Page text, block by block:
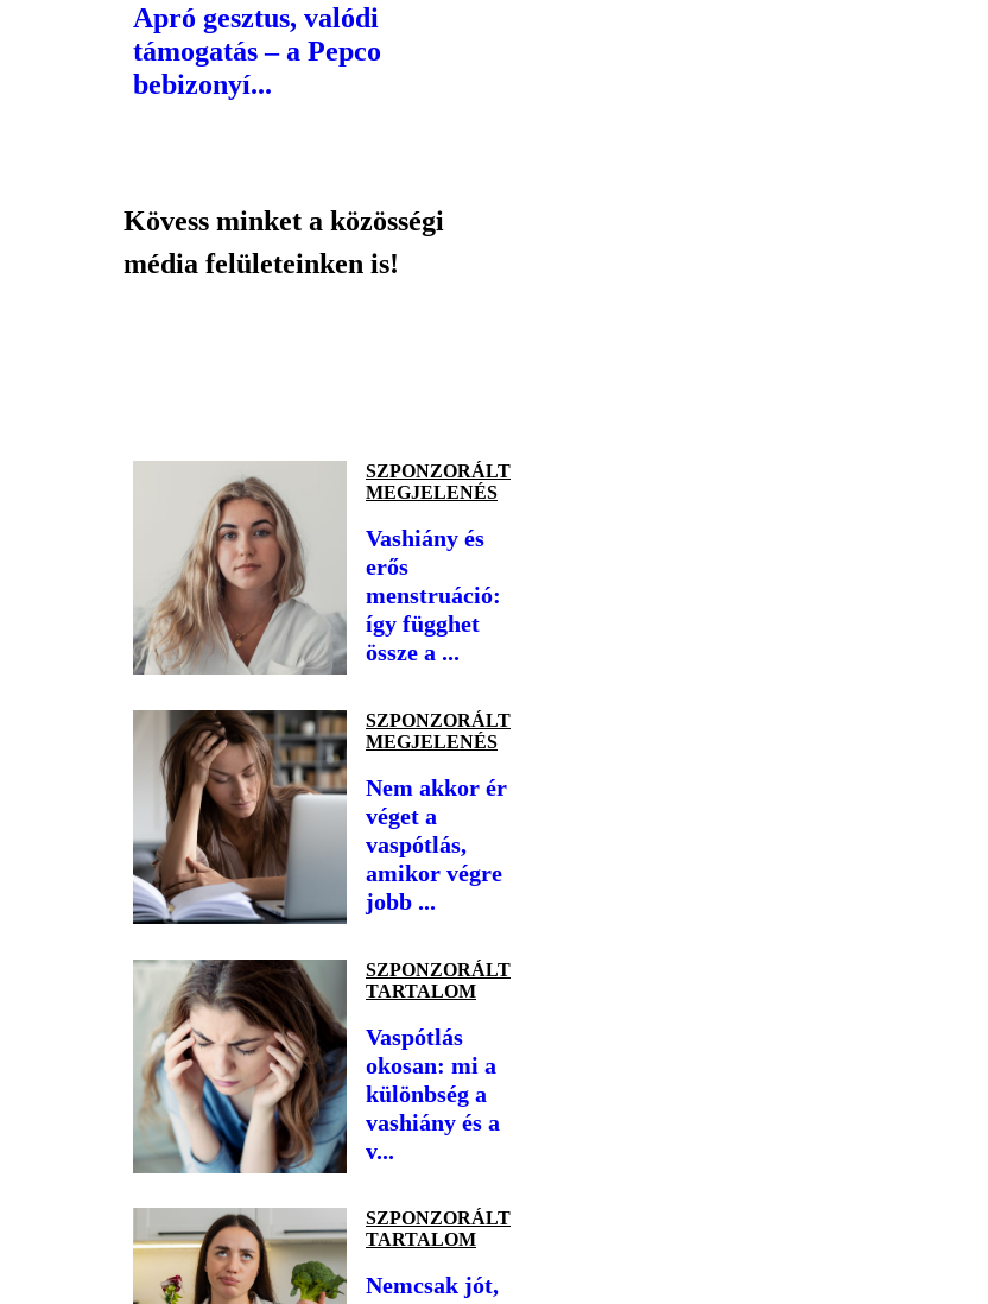
Apró gesztus, valódi
támogatás – a Pepco
bebizonyí...
Kövess minket a közösségi
média felületeinken is!
SZPONZORÁLT
MEGJELENÉS
Vashiány és
erős
menstruáció:
így függhet
össze a ...
SZPONZORÁLT
MEGJELENÉS
Nem akkor ér
véget a
vaspótlás,
amikor végre
jobb ...
SZPONZORÁLT
TARTALOM
Vaspótlás
okosan: mi a
különbség a
vashiány és a
v...
SZPONZORÁLT
TARTALOM
Nemcsak jót,